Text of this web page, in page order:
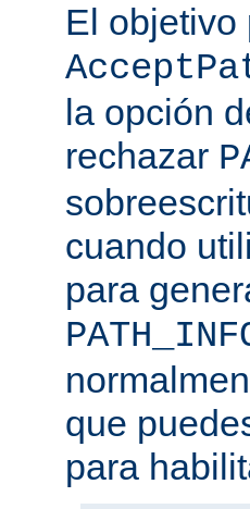
El objetivo
la opción
rechazar
cuando
para
que
para